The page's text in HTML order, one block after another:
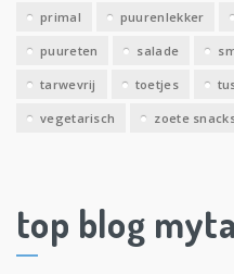
primal puurenlekker
puureten salade
tarwevrij toetjes
vegetarisch zoete
top blog